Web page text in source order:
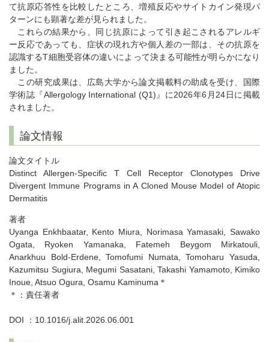
て抗原応答性を比較したところ、増殖反応やサイトカイン発現パ
ターンにも顕著な差が見られました。
これらの結果から、同じ抗原によって引き起こされるアレルギ
ー反応であっても、症状の現れ方や個人差の一部は、その抗原を
認識するT細胞受容体の違いによって決まる可能性が明らかになり
ました。
この研究成果は、広島大学から論文掲載料の助成を受け、国際
学術誌『Allergology International (Q1)』に2026年6月24日に掲載
されました。
論文情報
論文タイトル
Distinct Allergen-Specific T Cell Receptor Clonotypes Drive
Divergent Immune Programs in A Cloned Mouse Model of Atopic
Dermatitis
著者
Uyanga Enkhbaatar, Kento Miura, Norimasa Yamasaki, Sawako
Ogata, Ryoken Yamanaka, Fatemeh Beygom Mirkatouli,
Anarkhuu Bold-Erdene, Tomofumi Numata, Tomoharu Yasuda,
Kazumitsu Sugiura, Megumi Sasatani, Takashi Yamamoto, Kimiko
Inoue, Atsuo Ogura, Osamu Kaminuma＊
＊：責任著者
DOI ：10.1016/j.alit.2026.06.001